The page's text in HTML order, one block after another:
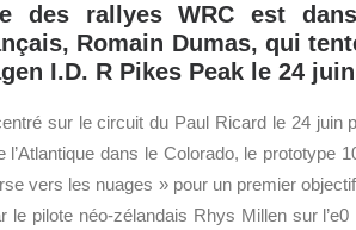
des rallyes WRC est
Romain Dumas, qui
I.D. R Pikes Peak le 24
sur le circuit du Paul Ricard le 24 juin
l’Atlantique dans le Colorado, le prototype
vers les nuages » pour un premier
le pilote néo-zélandais Rhys Millen sur